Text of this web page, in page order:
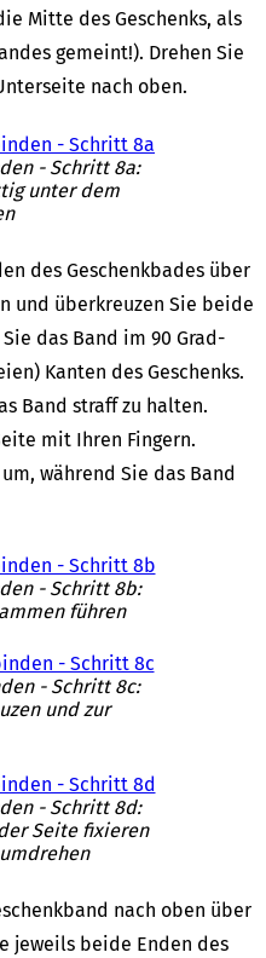
Mitte des Geschenks, als
gemeint!). Drehen Sie
nach oben.
- Schritt 8a:
unter dem
des Geschenk­ba­des über
und über­kreu­zen Sie beide
das Band im 90 Grad-
Kanten des Geschenks.
Band straff zu halten.
mit Ihren Fingern.
während Sie das Band
- Schritt 8b:
führen
- Schritt 8c:
und zur
- Schritt 8d:
Seite fixie­ren
nach oben über
jeweils beide Enden des